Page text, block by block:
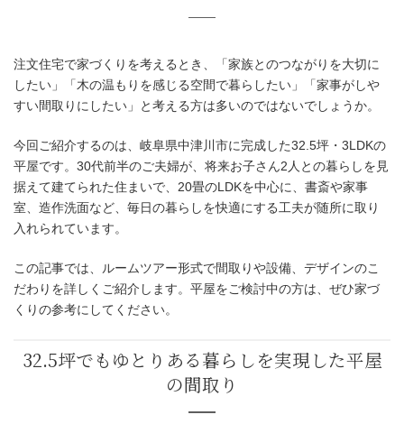
木の温もりと暮らしやすさを両立し
坪・3LDKの平屋をご紹介
注文住宅で家づくりを考えるとき、「家族とのつながりを大切に
したい」「木の温もりを感じる空間で暮らしたい」「家事がしや
すい間取りにしたい」と考える方は多いのではないでしょうか。
今回ご紹介するのは、岐阜県中津川市に完成した32.5坪・3LDKの
平屋です。30代前半のご夫婦が、将来お子さん2人との暮らしを見
据えて建てられた住まいで、20畳のLDKを中心に、書斎や家事
室、造作洗面など、毎日の暮らしを快適にする工夫が随所に取り
入れられています。
この記事では、ルームツアー形式で間取りや設備、デザインのこ
だわりを詳しくご紹介します。平屋をご検討中の方は、ぜひ家づ
くりの参考にしてください。